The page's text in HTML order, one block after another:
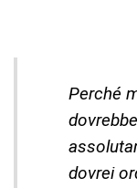
Perché
dovrei